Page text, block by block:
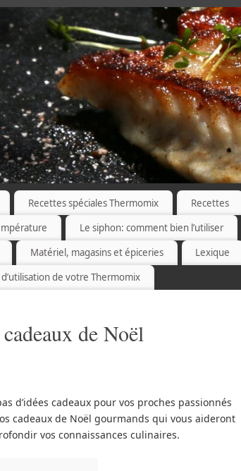
Recettes spéciales Thermomix Recettes
Le siphon: comment bien l’utiliser
Matériel, magasins et épiceries Lexique
de votre Thermomix
de Noël
d’idées cadeaux pour vos proches passionnés
cadeaux de Noël gourmands qui vous aideront
vos connaissances culinaires.